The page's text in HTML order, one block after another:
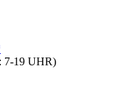
7-19 UHR)